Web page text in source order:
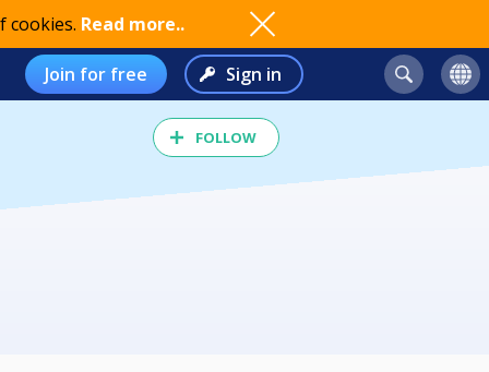
cookies. Read more..
Join for free Sign in
FOLLOW